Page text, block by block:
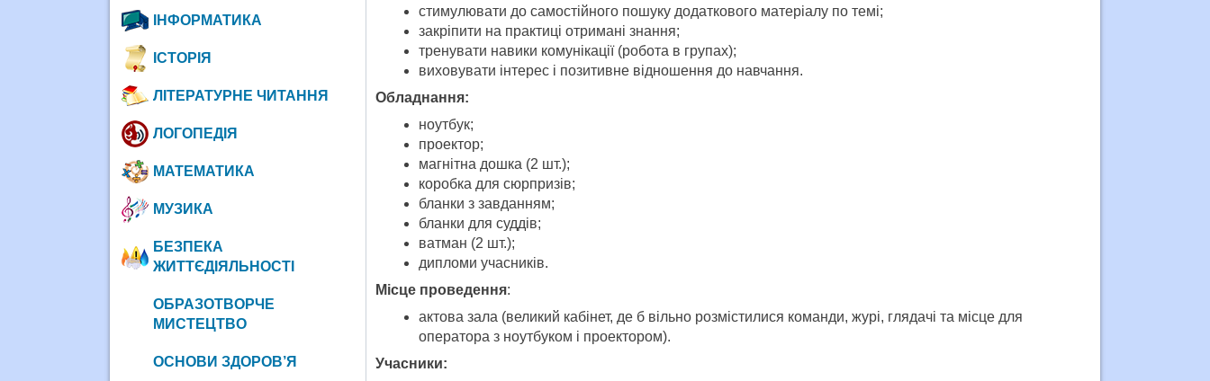
стимулювати до самостійного пошуку додаткового матеріалу по темі;
закріпити на практиці отримані знання;
тренувати навики комунікації (робота в групах);
виховувати інтерес і позитивне відношення до навчання.
Обладнання:
ноутбук;
проектор;
магнітна дошка (2 шт.);
коробка для сюрпризів;
бланки з завданням;
бланки для суддів;
ватман (2 шт.);
дипломи учасників.
Місце проведення:
актова зала (великий кабінет, де б вільно розмістилися команди, журі, глядачі та місце для
оператора з ноутбуком і проектором).
Учасники:
ІНФОРМАТИКА
ІСТОРІЯ
ЛІТЕРАТУРНЕ ЧИТАННЯ
ЛОГОПЕДІЯ
МАТЕМАТИКА
МУЗИКА
БЕЗПЕКА
ЖИТТЄДІЯЛЬНОСТІ
ОБРАЗОТВОРЧЕ
МИСТЕЦТВО
ОСНОВИ ЗДОРОВ’Я